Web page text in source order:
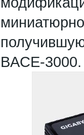
BACE-3000.